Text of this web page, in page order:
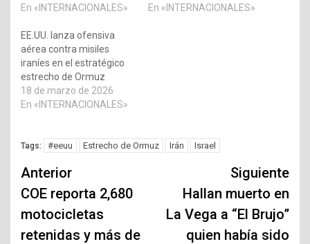
En «INTERNACIONALES»
En «INTERNACIONALES»
EE.UU. lanza ofensiva
aérea contra misiles
iraníes en el estratégico
estrecho de Ormuz
18 de marzo de 2026
En «INTERNACIONALES»
Tags: #eeuu Estrecho de Ormuz Irán Israel
Navegación
de
entradas
Anterior
COE reporta 2,680
motocicletas
retenidas y más de
Siguiente
Hallan muerto en
La Vega a “El Brujo”
quien había sido